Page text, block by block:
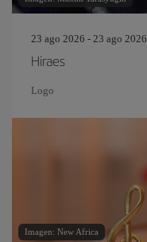
23 ago 2026 - 23 ago 2026
Hiraes
Logo
Imagen: New Africa